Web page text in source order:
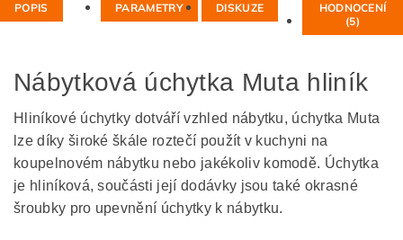
POPIS PARAMETRY DISKUZE
HODNOCENÍ
(5)
Nábytková úchytka Muta hliník
Hliníkové úchytky dotváří vzhled nábytku, úchytka Muta
lze díky široké škále roztečí použít v kuchyni na
koupelnovém nábytku nebo jakékoliv komodě. Úchytka
je hliníková, součásti její dodávky jsou také okrasné
šroubky pro upevnění úchytky k nábytku.